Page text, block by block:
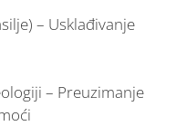
– Usklađivanje
– Preuzimanje